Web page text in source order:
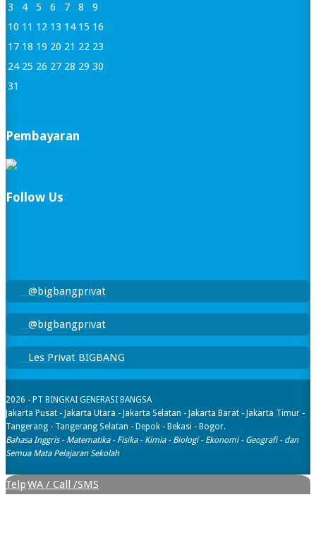
3
4 5 6 7 8
9
10 11 12 13 14 15 16
17 18 19 20 21 22 23
24 25 26 27 28 29 30
31
« Jan
Pembayaran
Follow Us
@bigbangprivat
@bigbangprivat
Les Privat BIGBANG
2026 - PT BINGKAI GENERASI BANGSA
Jakarta Pusat - Jakarta Utara - Jakarta Selatan - Jakarta Barat - Jakarta Timur -
Tangerang - Tangerang Selatan - Depok - Bekasi - Bogor.
Bahasa Inggris - Matematika - Fisika - Kimia - Biologi - Ekonomi - Geografi​ - dan
Semua Mata Pelajaran Sekolah
TelpWA / Call /SMS